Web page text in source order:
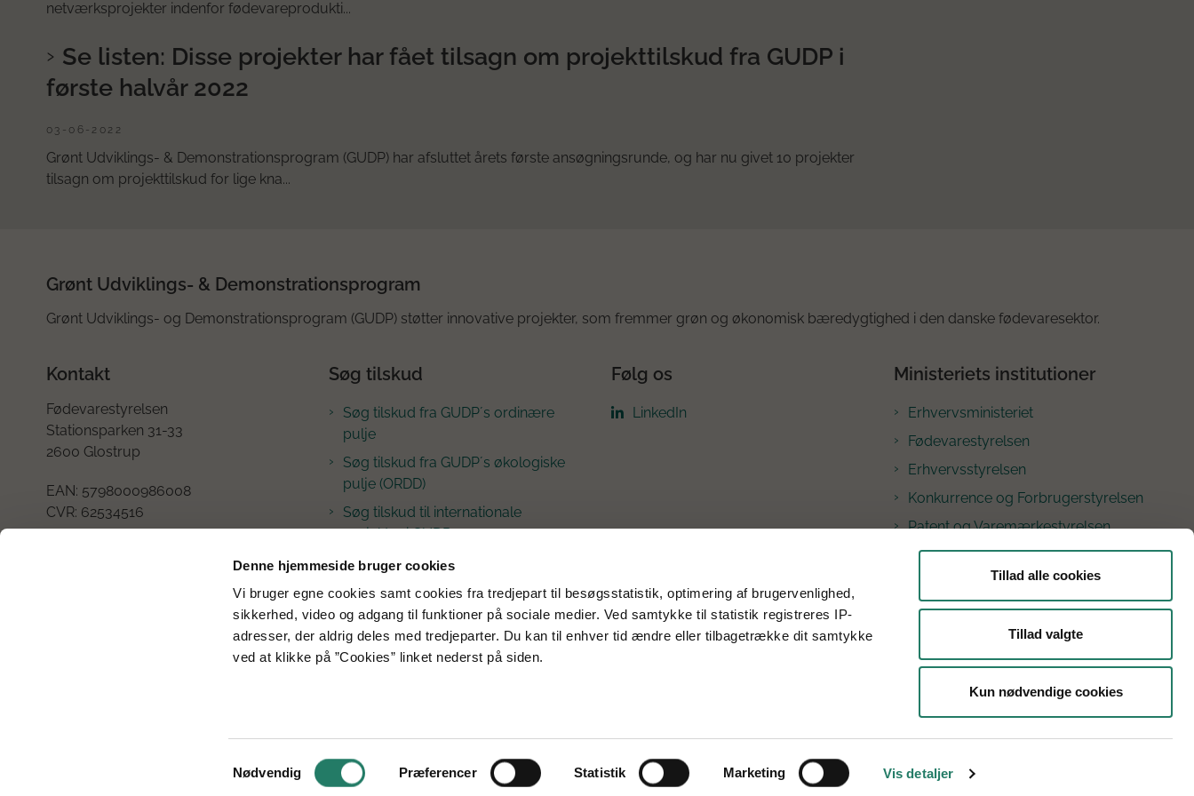
Denne hjemmeside bruger cookies
Vi bruger egne cookies samt cookies fra tredjepart til besøgsstatistik, optimering af brugervenlighed,
sikkerhed, video og adgang til funktioner på sociale medier. Ved samtykke til statistik registreres IP-
adresser, der aldrig deles med tredjeparter. Du kan til enhver tid ændre eller tilbagetrække dit samtykke
ved at klikke på ”Cookies” linket nederst på siden.
Samtykkevalg
Nødvendig Præferencer Statistik Marketing Vis detaljer
Tillad alle cookies
Tillad valgte
Kun nødvendige cookies
netværksprojekter indenfor fødevareprodukti...
Se listen: Disse projekter har fået tilsagn om projekttilskud fra GUDP i
første halvår 2022
03-06-2022
Grønt Udviklings- & Demonstrationsprogram (GUDP) har afsluttet årets første ansøgningsrunde, og har nu givet 10 projekter
tilsagn om projekttilskud for lige kna...
Grønt Udviklings- & Demonstrationsprogram
Grønt Udviklings- og Demonstrationsprogram (GUDP) støtter innovative projekter, som fremmer grøn og økonomisk bæredygtighed i den danske fødevaresektor.
Kontakt
Fødevarestyrelsen
Stationsparken 31-33
2600 Glostrup
EAN: 5798000986008
CVR: 62534516
Mandag - fredag 08:30-14:00
Søg tilskud
Søg tilskud fra GUDP´s ordinære
pulje
Søg tilskud fra GUDP´s økologiske
pulje (ORDD)
Søg tilskud til internationale
projekter i GUDP
Følg os
LinkedIn
Ministeriets institutioner
Erhvervsministeriet
Fødevarestyrelsen
Erhvervsstyrelsen
Konkurrence og Forbrugerstyrelsen
Patent og Varemærkestyrelsen
Nævnenes Hus
Søfartsstyrelsen
Tilgængelighedserklæring